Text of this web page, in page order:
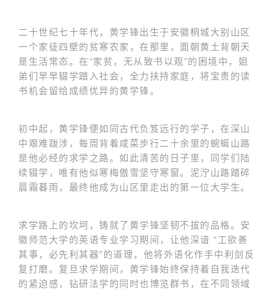
二十世纪七十年代，黄学锋出生于安徽桐城大别山区
一个家徒四壁的贫寒农家，在那里，面朝黄土背朝天
是生活常态。在“家贫，无从致书以观”的困境中，姐
弟们早早辍学踏入社会，全力扶持家庭，将宝贵的读
书机会留给成绩优异的黄学锋。
初中起，黄学锋便如同古代负笈远行的学子，在深山
中艰难跋涉，每周背着咸菜步行二十余里的蜿蜒山路
是他必经的求学之路。如此清苦的日子里，同学们陆
续辍学，唯有他似寒梅傲雪坚守寒窗。泥泞山路踏碎
晨霜暮雨，最终他成为山区里走出的第一位大学生。
求学路上的坎坷，铸就了黄学锋坚韧不拔的品格。安
徽师范大学的英语专业学习期间，让他深谙 “工欲善
其事，必先利其器”的道理，他将外语化作手中利剑反
复打磨。复旦求学期间，黄学锋始终保持着自我迭代
的紧迫感，钻研法学的同时也博览群书，在不同领域